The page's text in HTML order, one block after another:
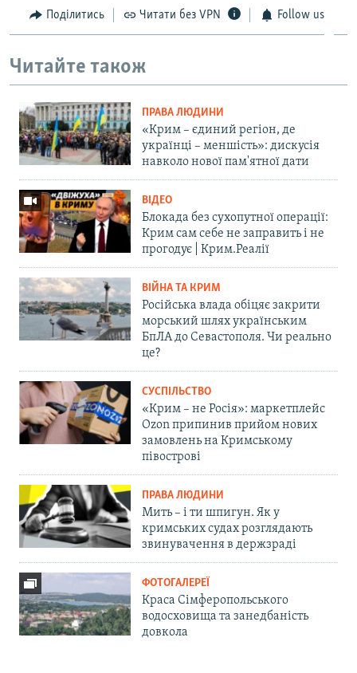
Поділитись Читати без VPN Follow us
Читайте також
ПРАВА ЛЮДИНИ
«Крим – єдиний регіон, де
українці – меншість»: дискусія
навколо нової пам'ятної дати
ВІДЕО
Блокада без сухопутної операції:
Крим сам себе не заправить і не
прогодує | Крим.Реалії
ВІЙНА ТА КРИМ
Російська влада обіцяє закрити
морський шлях українським
БпЛА до Севастополя. Чи реально
це?
СУСПІЛЬСТВО
«Крим – не Росія»: маркетплейс
Ozon припинив прийом нових
замовлень на Кримському
півострові
ПРАВА ЛЮДИНИ
Мить – і ти шпигун. Як у
кримських судах розглядають
звинувачення в держзраді
ФОТОГАЛЕРЕЇ
Краса Сімферопольського
водосховища та занедбаність
довкола